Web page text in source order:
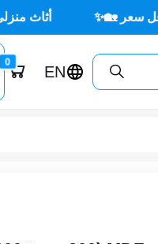
أثاث منزلي ✨🏡
EN
0